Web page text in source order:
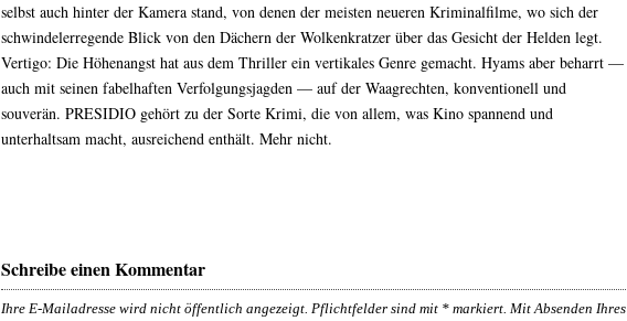
selbst auch hinter der Kamera stand, von denen der meisten neueren Kriminalfilme, wo sich der
schwindelerregende Blick von den Dächern der Wolkenkratzer über das Gesicht der Helden legt.
Vertigo: Die Höhenangst hat aus dem Thriller ein vertikales Genre gemacht. Hyams aber beharrt —
auch mit seinen fabelhaften Verfolgungsjagden — auf der Waagrechten, konventionell und
souverän. PRESIDIO gehört zu der Sorte Krimi, die von allem, was Kino spannend und
unterhaltsam macht, ausreichend enthält. Mehr nicht.
Schreibe einen Kommentar
Ihre E-Mailadresse wird nicht öffentlich angezeigt. Pflichtfelder sind mit * markiert. Mit Absenden Ihres